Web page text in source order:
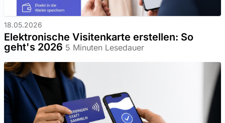
18.05.2026
Elektronische Visitenkarte erstellen: So
geht's 2026 5 Minuten Lesedauer